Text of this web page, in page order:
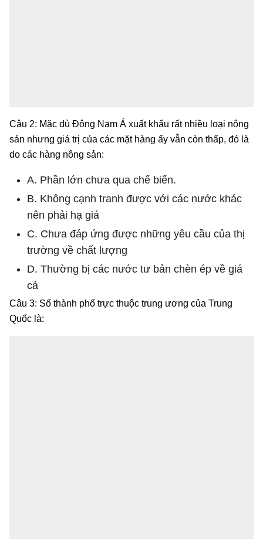
Câu 2: Mặc dù Đông Nam Á xuất khẩu rất nhiều loại nông
sản nhưng giá trị của các mặt hàng ấy vẫn còn thấp, đó là
do các hàng nông sản:
A. Phần lớn chưa qua chế biến.
B. Không cạnh tranh được với các nước khác
nên phải hạ giá
C. Chưa đáp ứng được những yêu cầu của thị
trường về chất lượng
D. Thường bị các nước tư bản chèn ép về giá
cả
Câu 3: Số thành phố trực thuộc trung ương của Trung
Quốc là: